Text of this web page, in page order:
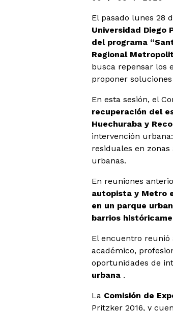
El pasado lunes 28
Universidad Diego
del programa
Regional
busca repensar los
proponer
En esta sesión, el
recuperación del
Huechuraba y
intervención urbana:
residuales en
urbanas.
En reuniones
autopista y Metro
en un parque
barrios
El encuentro reunió
académico,
oportunidades de
urbana .
La Comisión de
Pritzker 2016, y